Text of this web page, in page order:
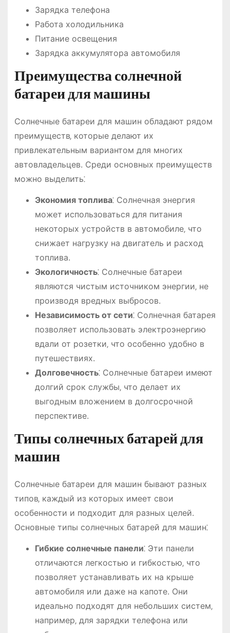
Зарядка телефона
Работа холодильника
Питание освещения
Зарядка аккумулятора автомобиля
Преимущества солнечной
батареи для машины
Солнечные батареи для машин обладают рядом
преимуществ‚ которые делают их
привлекательным вариантом для многих
автовладельцев. Среди основных преимуществ
можно выделить⁚
Экономия топлива⁚ Солнечная энергия
может использоваться для питания
некоторых устройств в автомобиле‚ что
снижает нагрузку на двигатель и расход
топлива.
Экологичность⁚ Солнечные батареи
являются чистым источником энергии‚ не
производя вредных выбросов.
Независимость от сети⁚ Солнечная батарея
позволяет использовать электроэнергию
вдали от розетки‚ что особенно удобно в
путешествиях.
Долговечность⁚ Солнечные батареи имеют
долгий срок службы‚ что делает их
выгодным вложением в долгосрочной
перспективе.
Типы солнечных батарей для
машин
Солнечные батареи для машин бывают разных
типов‚ каждый из которых имеет свои
особенности и подходит для разных целей.
Основные типы солнечных батарей для машин⁚
Гибкие солнечные панели⁚ Эти панели
отличаются легкостью и гибкостью‚ что
позволяет устанавливать их на крыше
автомобиля или даже на капоте. Они
идеально подходят для небольших систем‚
например‚ для зарядки телефона или